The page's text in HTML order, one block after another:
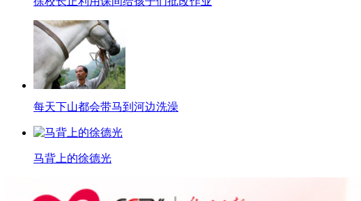
每天下山都会带马到河边洗澡
马背上的徐德光